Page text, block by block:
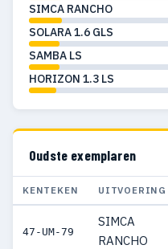
SIMCA RANCHO
SOLARA 1.6 GLS
SAMBA LS
HORIZON 1.3 LS
Oudste exemplaren
KENTEKEN UITVOERING
47-UM-79
SIMCA
RANCHO